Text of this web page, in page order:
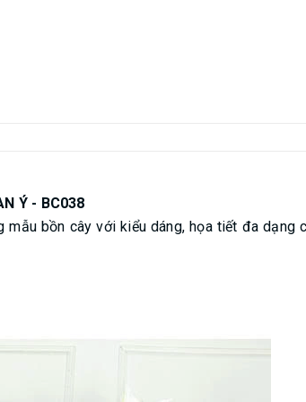
Ý - BC038
bồn cây với kiểu dáng, họa tiết đa dạng